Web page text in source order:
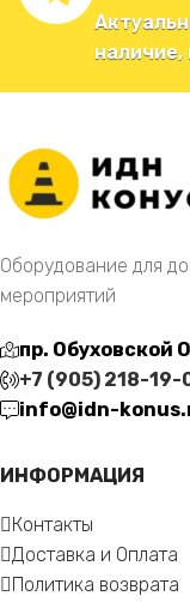
наличие,
Оборудование для
мероприятий
пр. Обуховской
+7 (905) 218-19-
info@idn-
ИНФОРМАЦИЯ
Контакты
Доставка и Оплата
Политика возврата